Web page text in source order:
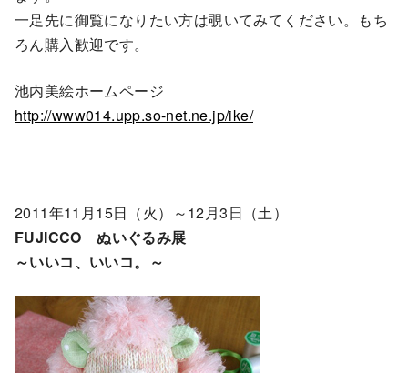
一足先に御覧になりたい方は覗いてみてください。もち
ろん購入歓迎です。
池内美絵ホームページ
http://www014.upp.so-net.ne.jp/ike/
2011年11月15日（火）～12月3日（土）
FUJICCO ぬいぐるみ展
～いいコ、いいコ。～